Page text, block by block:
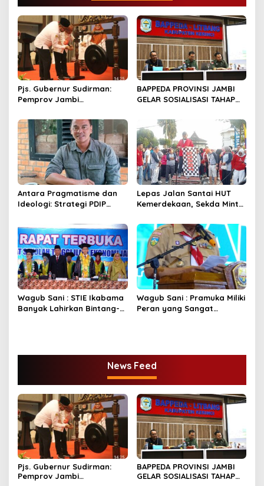
s
i
p
o
s
Pjs. Gubernur Sudirman:
Pemprov Jambi
Pertumbuhan Ekonomi
Hijau
BAPPEDA PROVINSI JAMBI
GELAR SOSIALISASI TAHAP
JAMBI BERKOMITMEN
MENGIMPLEMENTASIKAN
REDD+”
Antara Pragmatisme dan
Ideologi: Strategi PDIP
Lepas Jalan Santai HUT
Kemerdekaan, Sekda Minta
Membangun Bangsa
Wagub Sani : STIE Ikabama
Banyak Lahirkan Bintang-
Wagub Sani : Pramuka Miliki
Peran yang Sangat
News Feed
Pjs. Gubernur Sudirman:
Pemprov Jambi
BAPPEDA PROVINSI JAMBI
GELAR SOSIALISASI TAHAP